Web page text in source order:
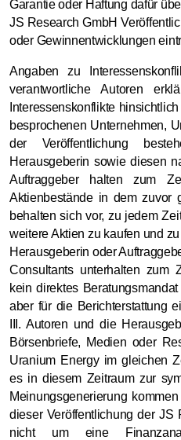
Garantie oder Haftung dafür
JS Research GmbH
oder Gewinnentwicklungen
Angaben zu
verantwortliche Autoren
Interessenskonflikte
besprochenen Unternehmen,
der Veröffentlichung
Herausgeberin sowie diesen
Auftraggeber halten zum
Aktienbestände in dem zuvor
behalten sich vor, zu jedem
weitere Aktien zu kaufen und
Herausgeberin oder
Consultants unterhalten zum
kein direktes
aber für die Berichterstattung
III. Autoren und die
Börsenbriefe, Medien oder
Uranium Energy im gleichen
es in diesem Zeitraum zur
Meinungsgenerierung
dieser Veröffentlichung der JS
nicht um eine